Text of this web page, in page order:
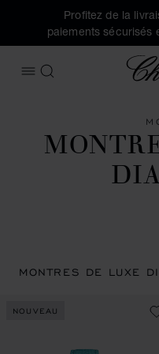
Profitez de la
paiements sécurisés
OUVRIR LE MENU
RECHERCHER
MONTRES DE LUXE
NOUVEAU